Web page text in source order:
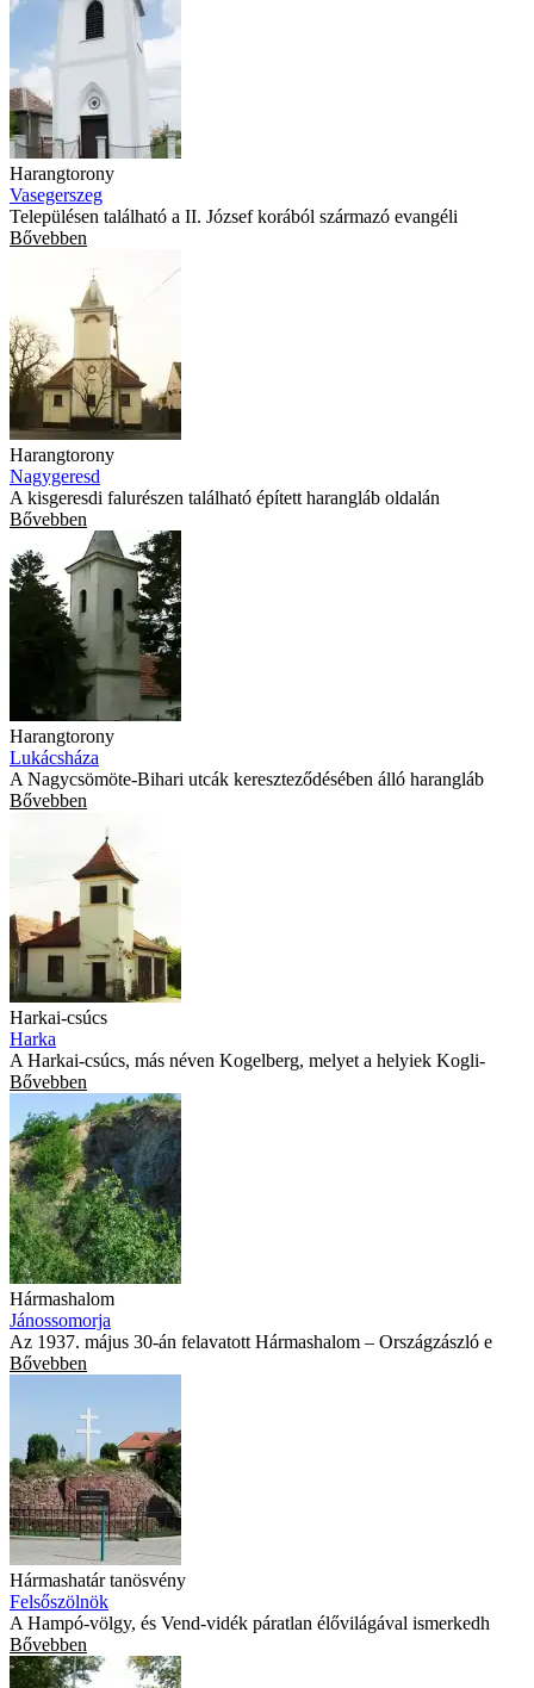
Harangtorony
Vasegerszeg
Településen található a II. József korából származó evangéli
Bővebben
Harangtorony
Nagygeresd
A kisgeresdi falurészen található épített harangláb oldalán
Bővebben
Harangtorony
Lukácsháza
A Nagycsömöte-Bihari utcák kereszteződésében álló harangláb
Bővebben
Harkai-csúcs
Harka
A Harkai-csúcs, más néven Kogelberg, melyet a helyiek Kogli-
Bővebben
Hármashalom
Jánossomorja
Az 1937. május 30-án felavatott Hármashalom – Országzászló e
Bővebben
Hármashatár tanösvény
Felsőszölnök
A Hampó-völgy, és Vend-vidék páratlan élővilágával ismerkedh
Bővebben